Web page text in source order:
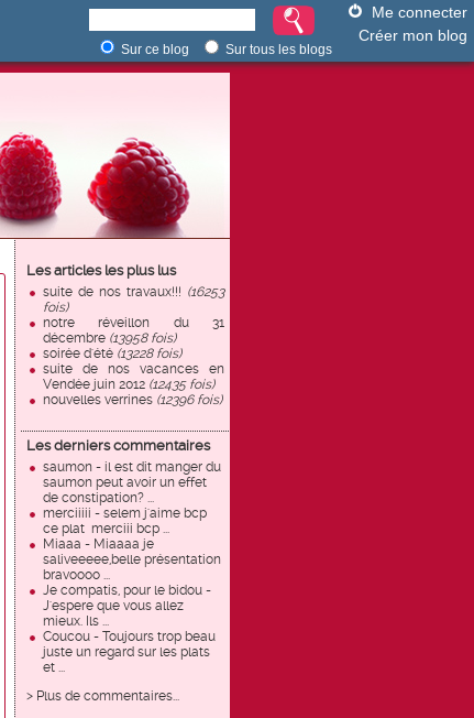
Me connecter
Créer mon blog
Sur ce blog Sur tous les blogs
Les articles les plus lus
suite de nos travaux!!! (16253
fois)
notre réveillon du 31
décembre (13958 fois)
soirée d'été (13228 fois)
suite de nos vacances en
Vendée juin 2012 (12435 fois)
nouvelles verrines (12396 fois)
Les derniers commentaires
saumon - il est dit manger du
saumon peut avoir un effet
de constipation? ...
merciiiii - selem j'aime bcp
ce plat merciii bcp ...
Miaaa - Miaaaa je
saliveeeee,belle présentation
bravoooo ...
Je compatis, pour le bidou -
J'espere que vous allez
mieux. Ils ...
Coucou - Toujours trop beau
juste un regard sur les plats
et ...
> Plus de commentaires...